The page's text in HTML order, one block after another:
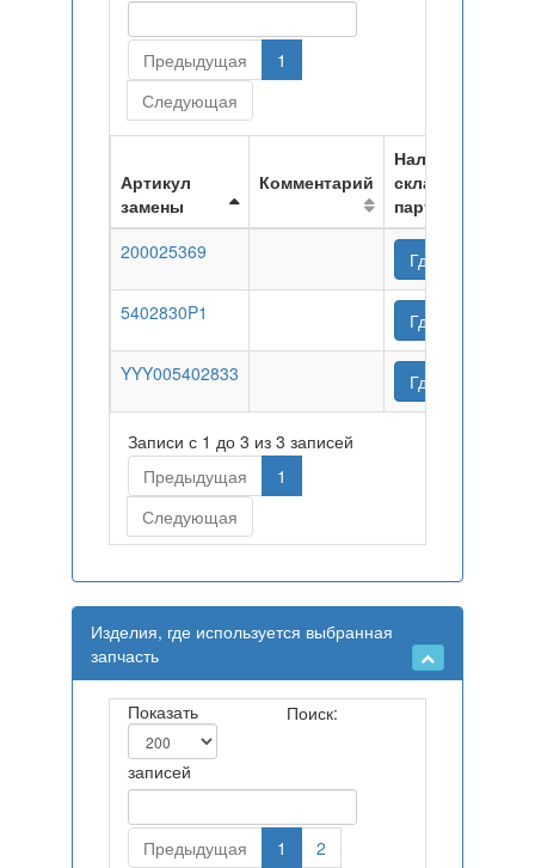
Предыдущая
1
Следующая
Артикул
замены
Комментарий
Наличие на
складах
партнеров
200025369
Где купить
5402830P1 Где купить
YYY005402833 Где купить
Записи с 1 до 3 из 3 записей
Предыдущая
1
Следующая
Изделия, где используется выбранная
запчасть
Показать
записей
Поиск:
Предыдущая 1
2